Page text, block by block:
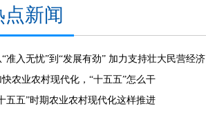
点新闻
“准入无忧”到“发展有劲” 加力支持壮大民营经济
快农业农村现代化，“十五五”怎么干
五五”时期农业农村现代化这样推进